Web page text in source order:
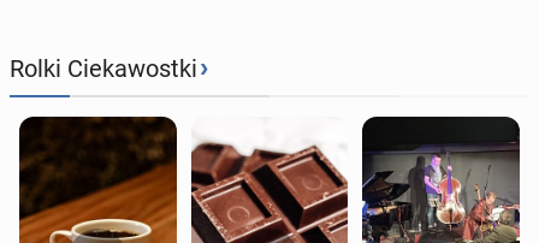
Rolki Ciekawostki›